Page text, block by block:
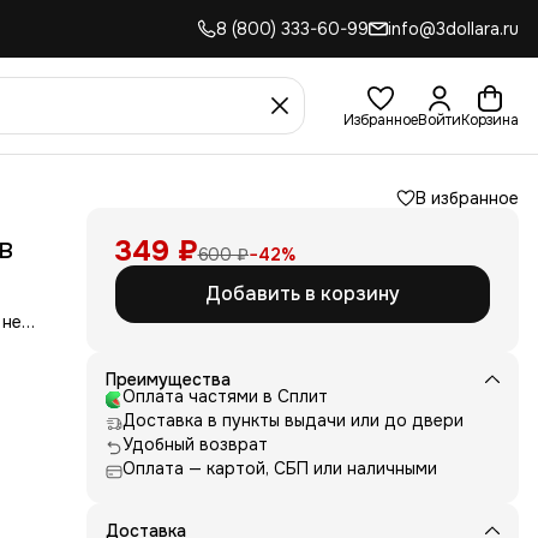
8 (800) 333-60-99 info@3dollara.ru
ИзбранноеВойтиКорзина
В избранное
349 ₽600 ₽−42%
Добавить в корзину
Преимущества
Оплата частями в Сплит
Доставка в пункты выдачи или до двери
Удобный возврат
Оплата — картой, СБП или наличными
Доставка